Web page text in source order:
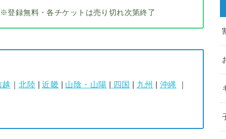
※登録無料・各チケットは売り切れ次第終了
越 ｜北陸 |近畿 | 山陰・山陽 | 四国 | 九州 | 沖縄 ｜